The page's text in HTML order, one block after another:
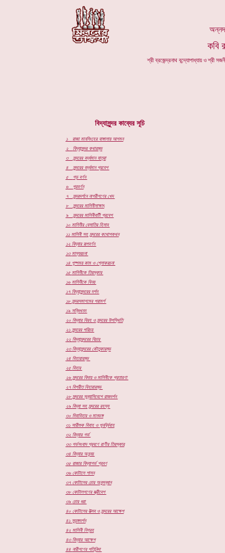
কবি
শ্রী ব্রজেন্দ্রনাথ বন্দ্যোপাধ্যায় ও শ্রী
বিদ্যাসুন্দর কাব্যের সূচি
১
রাজা মানসিংহের বাঙ্গালায় আগমন
২
বিদ্যাসুন্দর কথারম্ভ
৩
সুন্দরের বর্দ্ধমান যাত্রা
৪
সুন্দরের বর্দ্ধমান প্রবেশ
৫
গড় বর্ণন
৬
পুরবর্ণন
৭
সুন্দরদর্শনে নাগরীগণের খেদ
৮
সুন্দরের মালিনীসাক্ষাৎ
৯
সুন্দরের মালিনীবাটী প্রবেশ
১০ মালিনীর বেসাতির হিসাব
১১ মালিনী সহ সুন্দরের কথোপকথন
১২ বিদ্যার রূপবর্ণন
১৩ মাল্যরচনা
১৪ পুষ্পময় কাম ও শ্লোকরচনা
১৫ মালিনীকে তিরস্কার
১৬ মালিনীকে বিনয়
১৭ বিদ্যাসুন্দরের দর্শন
১৮ সুন্দরসমাগমের পরামর্শ
১৯ সন্ধিখনন
২০ বিদ্যার বিরহ ও সুন্দরের উপস্থিতি
২১ সুন্দরের পরিচয়
২২ বিদ্যাসুন্দরের বিচার
২৩ বিদ্যাসুন্দরের কৌতুকারম্ভ
২৪ বিহারারম্ভ
২৫ বিহার
২৬ সুন্দরের বিদায় ও মালিনীকে প্রতারণা
২৭ বিপরীত বিহারারম্ভ
২৮ সুন্দরের সন্ন্যাসিবেশে রাজদর্শন
২৯ বিদ্যা সহ সুন্দরের রহস্য
৩০ দিবাবিহার ও মানভঙ্গ
৩১ সারীশুক বিবাহ ও পুনর্ব্বিবাহ
৩২ বিদ্যার গর্ভ
৩৩ গর্ভসংবাদ শ্রবণে রাণীর তিরস্কার
৩৪ বিদ্যার অনুনয়
৩৫ রাজার বিদ্যাগর্ভ শ্রবণ
৩৬ কোটালে শাসন
৩৭ কোটালের চোর অনুসন্ধান
৩৮ কোটালগণের স্ত্রীবেশ
৩৯ চোর ধরা
৪০ কোটালের উত্সব ও সুন্দরের আক্ষেপ
৪১ সুড়ঙ্গদর্শন
৪২ মালিনী নিগ্রহ
৪৩ বিদ্যার আক্ষেপ
৪৪ নারীগণের পতিনিন্দা